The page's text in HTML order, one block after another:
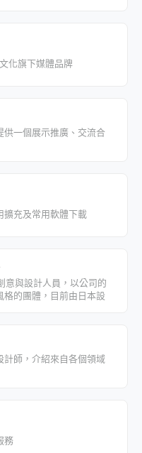
化旗下媒體品牌
一個展示推廣、交流合
擴充及常用軟體下載
意與設計人員，以公司的
的團體，目前由日本設
計師，介紹來自各個領域
務